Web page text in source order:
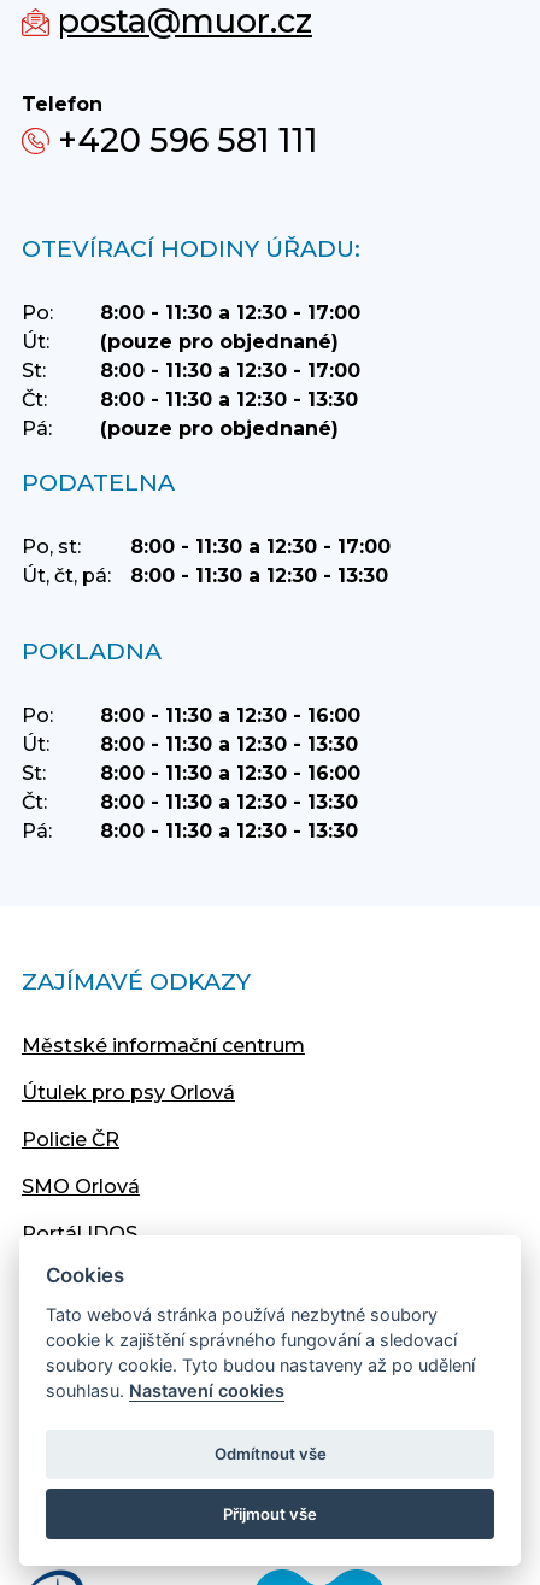
posta@muor.cz
Telefon
+420 596 581 111
OTEVÍRACÍ HODINY ÚŘADU:
Po:
8:00 - 11:30 a 12:30 - 17:00
Út:
(pouze pro objednané)
St:
8:00 - 11:30 a 12:30 - 17:00
Čt:
8:00 - 11:30 a 12:30 - 13:30
Pá:
(pouze pro objednané)
PODATELNA
Po, st:
8:00 - 11:30 a 12:30 - 17:00
Út, čt, pá:
8:00 - 11:30 a 12:30 - 13:30
POKLADNA
Po:
8:00 - 11:30 a 12:30 - 16:00
Út:
8:00 - 11:30 a 12:30 - 13:30
St:
8:00 - 11:30 a 12:30 - 16:00
Čt:
8:00 - 11:30 a 12:30 - 13:30
Pá:
8:00 - 11:30 a 12:30 - 13:30
ZAJÍMAVÉ ODKAZY
Městské informační centrum
Útulek pro psy Orlová
Policie ČR
SMO Orlová
Portál IDOS
NEPŘEHLÉDNĚTE
Domov Vesna
Sociální služby města Orlová
Dům seniorů "Pohoda", o.p.s.
Cookies
Tato webová stránka používá nezbytné soubory
cookie k zajištění správného fungování a sledovací
soubory cookie. Tyto budou nastaveny až po udělení
souhlasu. Nastavení cookies
Odmítnout vše
Přijmout vše